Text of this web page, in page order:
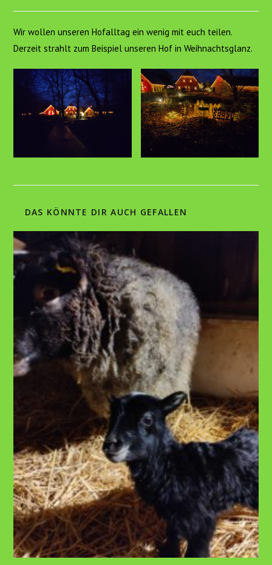
Wir wollen unseren Hofalltag ein wenig mit euch teilen.
Derzeit strahlt zum Beispiel unseren Hof in Weihnachtsglanz.
DAS KÖNNTE DIR AUCH GEFALLEN